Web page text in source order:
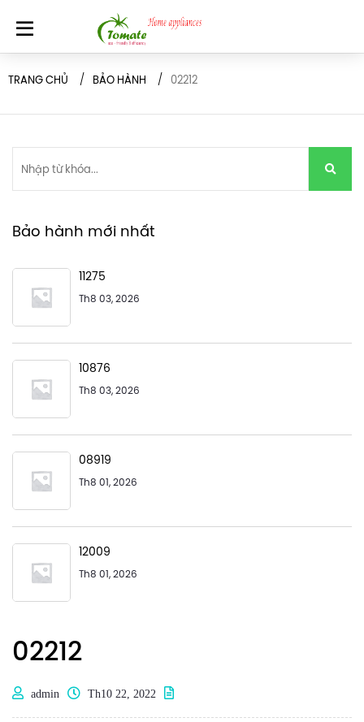
TRANG CHỦ BẢO HÀNH 02212
02212
admin Th10 22, 2022
Bảo hành mới nhất
11275
Th8 03, 2026
10876
Th8 03, 2026
08919
Th8 01, 2026
12009
Th8 01, 2026